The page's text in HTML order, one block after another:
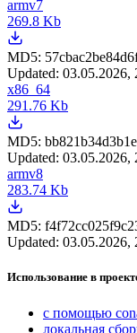
armv7
269.8 Kb
MD5:
Updated: 03.05.2026,
x86_64
291.76 Kb
MD5:
Updated: 03.05.2026,
armv8
283.74 Kb
MD5:
Updated: 03.05.2026,
Использование в
с помощью
локальная